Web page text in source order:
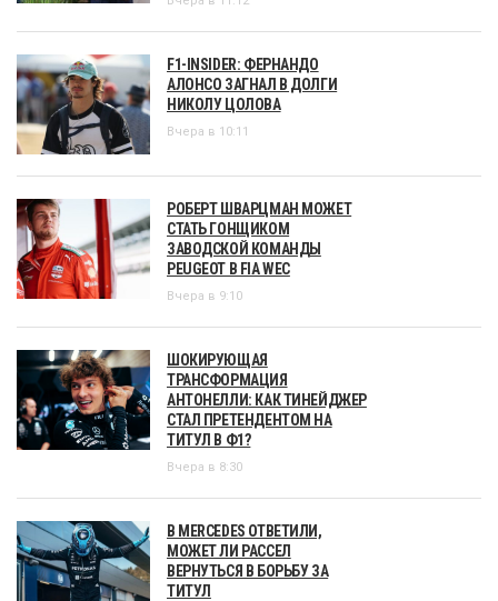
F1-INSIDER: ФЕРНАНДО
АЛОНСО ЗАГНАЛ В ДОЛГИ
НИКОЛУ ЦОЛОВА
Вчера в 10:11
РОБЕРТ ШВАРЦМАН МОЖЕТ
СТАТЬ ГОНЩИКОМ
ЗАВОДСКОЙ КОМАНДЫ
PEUGEOT В FIA WEC
Вчера в 9:10
ШОКИРУЮЩАЯ
ТРАНСФОРМАЦИЯ
АНТОНЕЛЛИ: КАК ТИНЕЙДЖЕР
СТАЛ ПРЕТЕНДЕНТОМ НА
ТИТУЛ В Ф1?
Вчера в 8:30
В MERCEDES ОТВЕТИЛИ,
МОЖЕТ ЛИ РАССЕЛ
ВЕРНУТЬСЯ В БОРЬБУ ЗА
ТИТУЛ